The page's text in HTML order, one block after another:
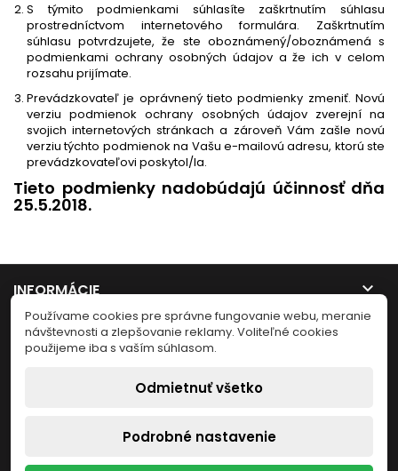
S týmito podmienkami súhlasíte zaškrtnutím súhlasu
prostredníctvom internetového formulára. Zaškrtnutím
súhlasu potvrdzujete, že ste oboznámený/oboznámená s
podmienkami ochrany osobných údajov a že ich v celom
rozsahu prijímate.
Prevádzkovateľ je oprávnený tieto podmienky zmeniť. Novú
verziu podmienok ochrany osobných údajov zverejní na
svojich internetových stránkach a zároveň Vám zašle novú
verziu týchto podmienok na Vašu e-mailovú adresu, ktorú ste
prevádzkovateľovi poskytol/la.
Tieto podmienky nadobúdajú účinnosť dňa
25.5.2018.
INFORMÁCIE 
NÁŠ OBCHOD
Používame cookies pre správne fungovanie webu, meranie
návštevnosti a zlepšovanie reklamy. Voliteľné cookies
použijeme iba s vaším súhlasom.
Odmietnuť všetko
Podrobné nastavenie